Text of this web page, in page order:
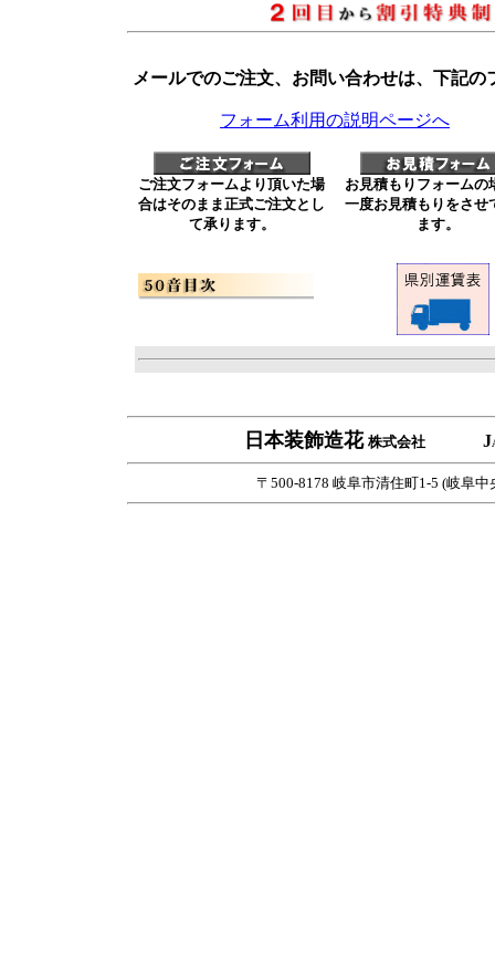
日本装飾造花 株式会社 J
〒500-8178 岐阜市清住町1-5 (岐阜